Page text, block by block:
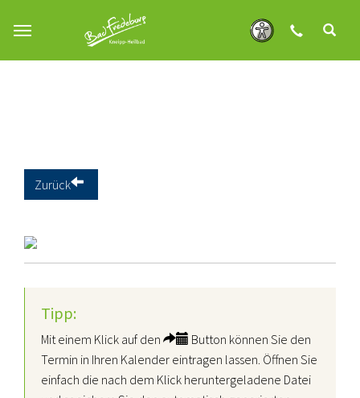
Zurück
Tipp:
Mit einem Klick auf den
Button können Sie den
Termin in Ihren Kalender eintragen lassen. Öffnen Sie
einfach die nach dem Klick heruntergeladene Datei